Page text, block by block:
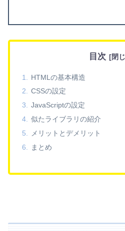
目次
HTMLの基本構造
CSSの設定
JavaScriptの設定
似たライブラリの紹介
メリットとデメリット
まとめ